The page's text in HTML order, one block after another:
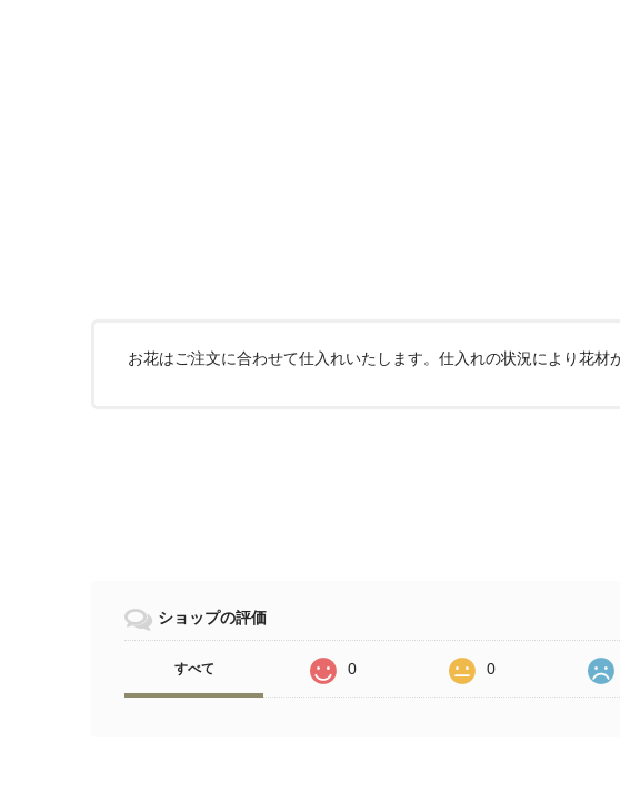
お花はご注文に合わせて仕入れいたします。仕入れの状況により花材
ショップの評価
すべて 0 0